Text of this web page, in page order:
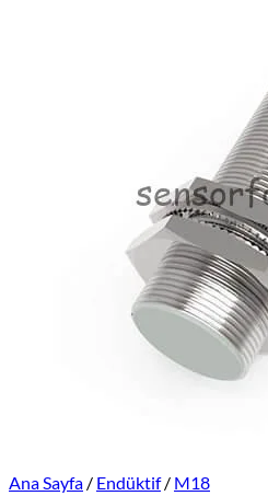
Ana Sayfa / Endüktif / M18